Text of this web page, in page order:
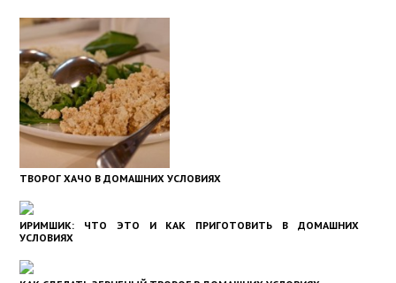
ТВОРОГ ХАЧО В ДОМАШНИХ УСЛОВИЯХ
ИРИМШИК: ЧТО ЭТО И КАК ПРИГОТОВИТЬ В ДОМАШНИХ
УСЛОВИЯХ